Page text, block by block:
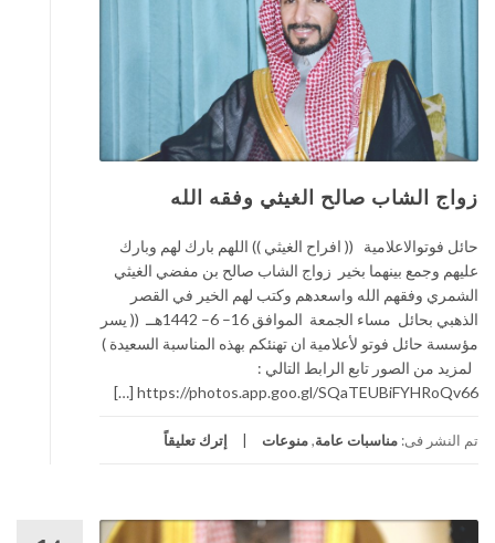
زواج الشاب صالح الغيثي وفقه الله
حائل فوتوالاعلامية (( افراح الغيثي )) اللهم بارك لهم وبارك
عليهم وجمع بينهما بخير زواج الشاب صالح بن مفضي الغيثي
الشمري وفقهم الله واسعدهم وكتب لهم الخير في القصر
الذهبي بحائل مساء الجمعة الموافق 16– 6– 1442هــ (( يسر
مؤسسة حائل فوتو لأعلامية ان تهنئكم بهذه المناسبة السعيدة )
لمزيد من الصور تابع الرابط التالي :
https://photos.app.goo.gl/SQaTEUBiFYHRoQv66 […]
تم النشر فى: مناسبات عامة,منوعات إترك تعليقاً